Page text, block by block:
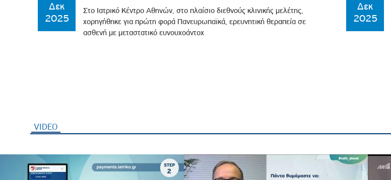
Δεκ
2025
Στο Ιατρικό Κέντρο Αθηνών, στο πλαίσιο διεθνούς κλινικής μελέτης,
χορηγήθηκε για πρώτη φορά Πανευρωπαϊκά, ερευνητική θεραπεία σε
ασθενή με μεταστατικό ευνουχοάντοχ
Δεκ
2025
VIDEO